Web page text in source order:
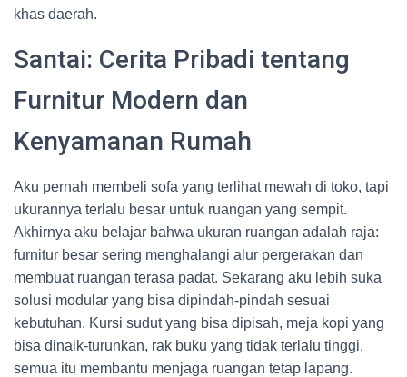
khas daerah.
Santai: Cerita Pribadi tentang
Furnitur Modern dan
Kenyamanan Rumah
Aku pernah membeli sofa yang terlihat mewah di toko, tapi
ukurannya terlalu besar untuk ruangan yang sempit.
Akhirnya aku belajar bahwa ukuran ruangan adalah raja:
furnitur besar sering menghalangi alur pergerakan dan
membuat ruangan terasa padat. Sekarang aku lebih suka
solusi modular yang bisa dipindah-pindah sesuai
kebutuhan. Kursi sudut yang bisa dipisah, meja kopi yang
bisa dinaik-turunkan, rak buku yang tidak terlalu tinggi,
semua itu membantu menjaga ruangan tetap lapang.